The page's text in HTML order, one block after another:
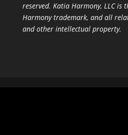
reserved. Katia Harmony, LLC is
Harmony trademark, and all
and other intellectual property.